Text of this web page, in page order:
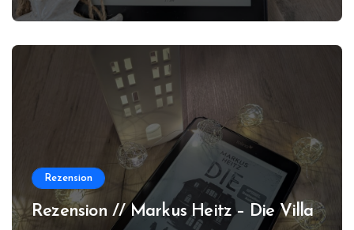
(Amrum #3)
Rezension
Rezension // Markus Heitz – Die Villa